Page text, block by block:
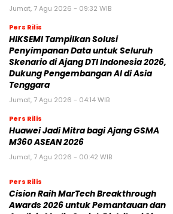
Jumat, 7 Agu 2026 - 09:32 WIB
Pers Rilis
HIKSEMI Tampilkan Solusi
Penyimpanan Data untuk Seluruh
Skenario di Ajang DTI Indonesia 2026,
Dukung Pengembangan AI di Asia
Tenggara
Jumat, 7 Agu 2026 - 04:14 WIB
Pers Rilis
Huawei Jadi Mitra bagi Ajang GSMA
M360 ASEAN 2026
Jumat, 7 Agu 2026 - 00:42 WIB
Pers Rilis
Cision Raih MarTech Breakthrough
Awards 2026 untuk Pemantauan dan